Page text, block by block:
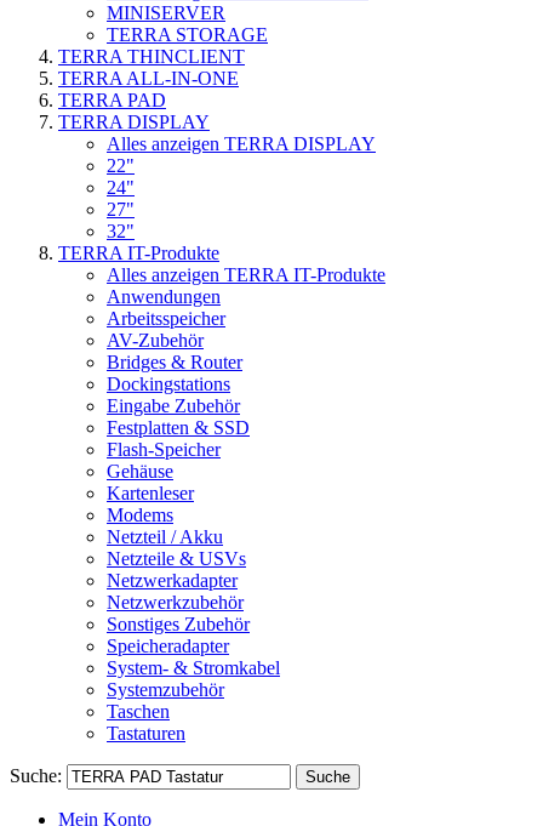
MINISERVER
TERRA STORAGE
TERRA THINCLIENT
TERRA ALL-IN-ONE
TERRA PAD
TERRA DISPLAY
Alles anzeigen TERRA DISPLAY
22"
24"
27"
32"
TERRA IT-Produkte
Alles anzeigen TERRA IT-Produkte
Anwendungen
Arbeitsspeicher
AV-Zubehör
Bridges & Router
Dockingstations
Eingabe Zubehör
Festplatten & SSD
Flash-Speicher
Gehäuse
Kartenleser
Modems
Netzteil / Akku
Netzteile & USVs
Netzwerkadapter
Netzwerkzubehör
Sonstiges Zubehör
Speicheradapter
System- & Stromkabel
Systemzubehör
Taschen
Tastaturen
Suche: Suche
Mein Konto